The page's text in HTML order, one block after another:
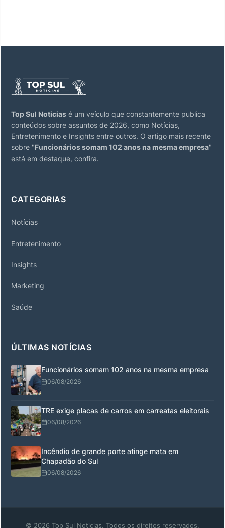
Top Sul Noticias é um veículo que constantemente publica
conteúdos sobre assuntos de 2026, como Notícias,
Entretenimento e Insights entre outros. O artigo mais recente
sobre "Funcionários somam 102 anos na mesma empresa"
está em destaque, confira.
CATEGORIAS
Notícias
Entretenimento
Insights
Marketing
Saúde
ÚLTIMAS NOTÍCIAS
Funcionários somam 102 anos na mesma empresa
06/08/2026
TRE exige placas de carros em carreatas eleitorais
06/08/2026
Incêndio de grande porte atinge mata em
Chapadão do Sul
06/08/2026
© 2026 Top Sul Noticias. Todos os direitos reservados.